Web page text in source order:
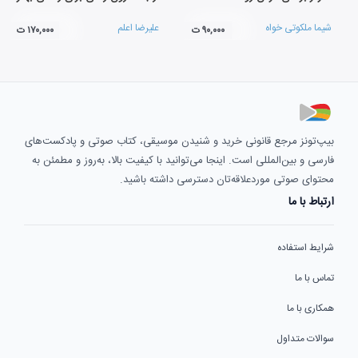
شیما ملکوتی خواه ۹۰,۰۰۰ ت علیرضا اعلم ۱۷۰,۰۰۰ ت
بیپ‌تونز مرجع قانونی خرید و شنیدن موسیقی، کتاب صوتی و پادکست‌های
فارسی و بین‌المللی است. اینجا می‌توانید با کیفیت بالا، به‌روز و مطمئن به
محتوای صوتی موردعلاقه‌تان دسترسی داشته باشید.
ارتباط با ما
شرایط استفاده
تماس با ما
همکاری با ما
سوالات متداول